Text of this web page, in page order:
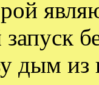
дым из